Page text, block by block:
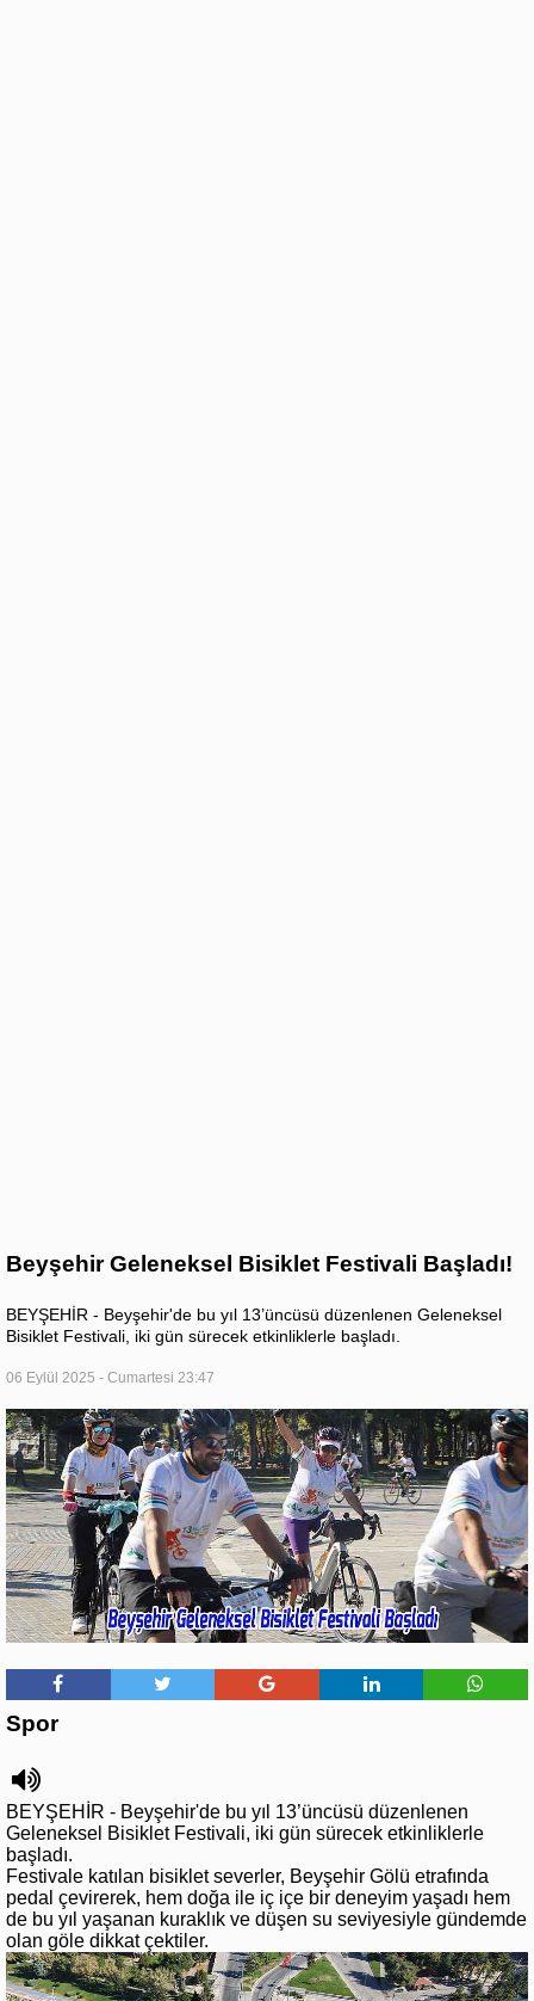
Beyşehir Geleneksel Bisiklet Festivali Başladı!
BEYŞEHİR - Beyşehir'de bu yıl 13’üncüsü düzenlenen Geleneksel
Bisiklet Festivali, iki gün sürecek etkinliklerle başladı.
06 Eylül 2025 - Cumartesi 23:47
Spor
BEYŞEHİR - Beyşehir'de bu yıl 13’üncüsü düzenlenen
Geleneksel Bisiklet Festivali, iki gün sürecek etkinliklerle
başladı.
Festivale katılan bisiklet severler, Beyşehir Gölü etrafında
pedal çevirerek, hem doğa ile iç içe bir deneyim yaşadı hem
de bu yıl yaşanan kuraklık ve düşen su seviyesiyle gündemde
olan göle dikkat çektiler.